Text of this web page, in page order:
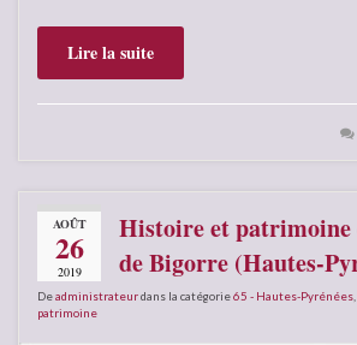
Lire la suite
AOÛT
26
2019
Histoire et patrimoine
de Bigorre (Hautes-
Deadministrateurdans la catégorie65 - Hautes-Pyrénées
patrimoine